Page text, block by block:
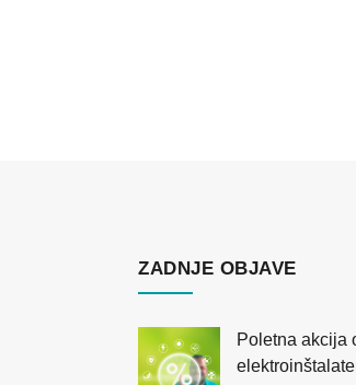
ZADNJE OBJAVE
Poletna akcija